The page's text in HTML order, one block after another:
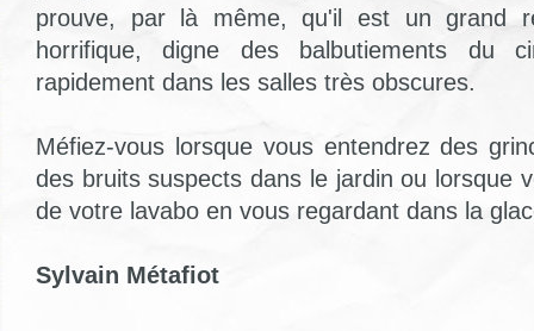
prouve, par là même, qu'il est un grand
horrifique, digne des balbutiements du
rapidement dans les salles très obscures.
Méfiez-vous lorsque vous entendrez des
des bruits suspects dans le jardin ou lorsque
de votre lavabo en vous regardant dans la
Sylvain Métafiot